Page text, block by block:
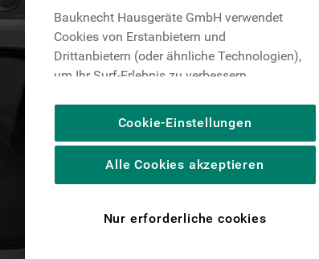
Auf
Bauknecht Hausgeräte GmbH verwendet
Cookies von Erstanbietern und
Drittanbietern (oder ähnliche Technologien),
um Ihr Surf-Erlebnis zu verbessern
Publikum zu messen (Leistungs-Cookies),
um die redaktionellen Inhalte der Website
basierend auf Ihrer Nutzung der Website zu
personalisieren, die Funktionalität der
spezifische Funktionen anzubieten
Cookie-Einstellungen
Nur erforderliche cookies
Alle Cookies akzeptieren